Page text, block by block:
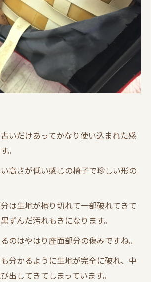
いだけあってかなり使い込まれた感
。
高さが低い感じの椅子で珍しい形の
は生地が擦り切れて一部破れてきて
ずんだ汚れもきになります。
のはやはり座面部分の傷みですね。
分かるように生地が完全に破れ、中
出してきてしまっています。